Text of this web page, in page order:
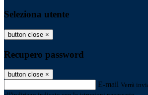
Seleziona utente
button close ×
Recupero password
button close ×
E-mail Verrà